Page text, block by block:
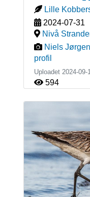
Lille
2024-07-31
Nivå
Niels
profil
Uploadet 2024-
594